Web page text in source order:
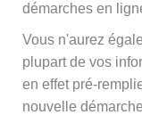
démarches en
Vous n'aurez
plupart de vos
en effet pré-
nouvelle